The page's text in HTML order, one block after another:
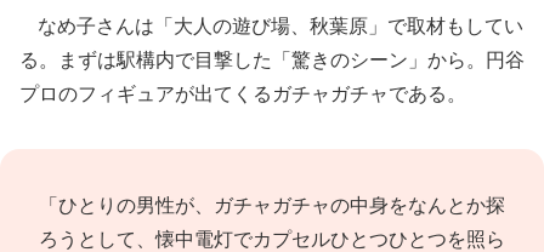
なめ子さんは「大人の遊び場、秋葉原」で取材もしてい
る。まずは駅構内で目撃した「驚きのシーン」から。円谷
プロのフィギュアが出てくるガチャガチャである。
「ひとりの男性が、ガチャガチャの中身をなんとか探
ろうとして、懐中電灯でカプセルひとつひとつを照ら